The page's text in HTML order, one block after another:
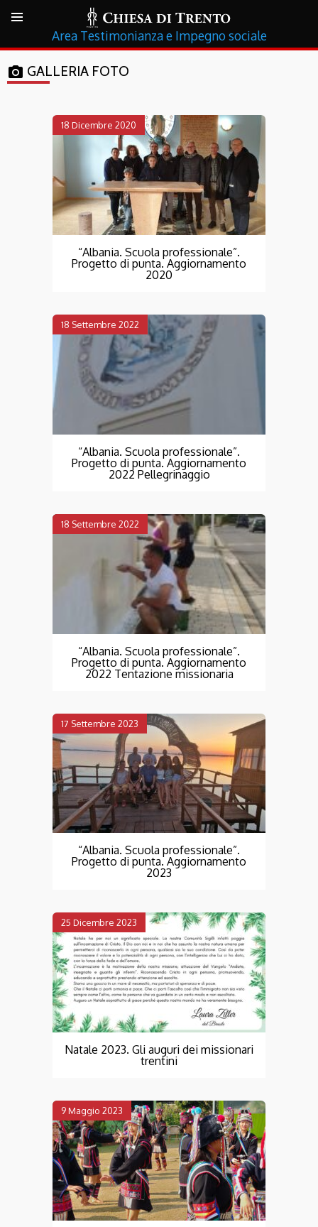
Testimonianza e Impegno sociale
photo_camera GALLERIA FOTO
18 Dicembre 2020
“Albania. Scuola professionale”.
Progetto di punta. Aggiornamento
2020
18 Settembre 2022
“Albania. Scuola professionale”.
Progetto di punta. Aggiornamento
2022 Pellegrinaggio
18 Settembre 2022
“Albania. Scuola professionale”.
Progetto di punta. Aggiornamento
2022 Tentazione missionaria
17 Settembre 2023
“Albania. Scuola professionale”.
Progetto di punta. Aggiornamento
2023
25 Dicembre 2023
Natale 2023. Gli auguri dei missionari
trentini
9 Maggio 2023